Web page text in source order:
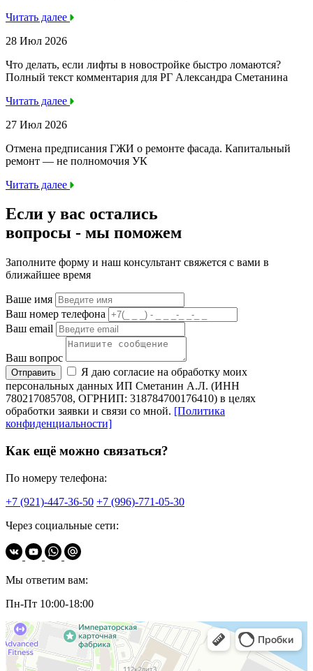
Читать далее
28 Июл 2026
Что делать, если лифты в новостройке быстро ломаются?
Полный текст комментария для РГ Александра Сметанина
Читать далее
27 Июл 2026
Отмена предписания ГЖИ о ремонте фасада. Капитальный
ремонт — не полномочия УК
Читать далее
Если у вас остались
вопросы - мы поможем
Заполните форму и наш консультант свяжется с вами в
ближайшее время
Ваше имя
Ваш номер телефона
Ваш email
Ваш вопрос
Отправить
Я даю согласие на обработку моих
персональных данных ИП Сметанин А.Л. (ИНН
780217085708, ОГРНИП: 318784700176410) в целях
обработки заявки и связи со мной. [Политика
конфиденциальности]
Как ещё можно связаться?
По номеру телефона:
+7 (921)-447-36-50 +7 (996)-771-05-30
Через социальные сети:
Мы ответим вам:
Пн-Пт 10:00-18:00